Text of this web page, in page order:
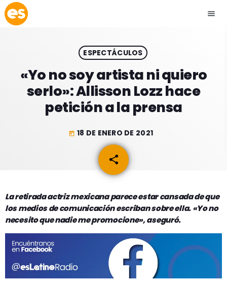
menu
play_arrow
play_arrow EMISIÓN COCHABAMBA
ACTUALIDAD
ESPECTÁCULOS
MÚSICA
ENTRETENIMIENTO
PROGRAMACIÓN
INICIO
RADIO SPLENDID
ESPECTÁCULOS
«Yo no soy artista ni quiero
serlo»: Allisson Lozz hace
petición a la prensa
today 18 DE ENERO DE 2021
share
email
La retirada actriz mexicana parece estar cansada de que
los medios de comunicación escriban sobre ella. «Yo no
necesito que nadie me promocione», aseguró.